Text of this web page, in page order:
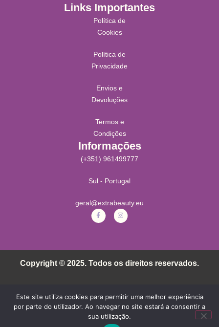
Links Importantes
Política de
Cookies
Política de
Privacidade
Envios e
Devoluções
Termos e
Condições
Informações
(+351) 961499777
Sul - Portugal
geral@extrabeauty.eu
Copyright © 2025. Todos os direitos reservados.
Este site utiliza cookies para permitir uma melhor experiência
por parte do utilizador. Ao navegar no site estará a consentir a
sua utilização.